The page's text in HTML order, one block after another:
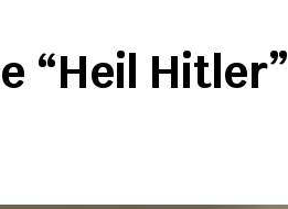
“Heil Hitler”